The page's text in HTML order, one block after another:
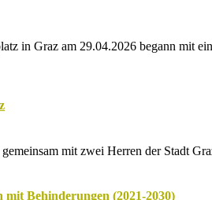
in Graz am 29.04.2026 begann mit
mit zwei Herren der Stadt
Behinderungen (2021-2030)